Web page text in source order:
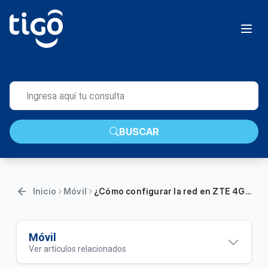
BUSCAR
Inicio Móvil ¿Cómo configurar la red en ZTE 4G LTE Tigo? | Móvil|
Móvil
Ver artículos relacionados